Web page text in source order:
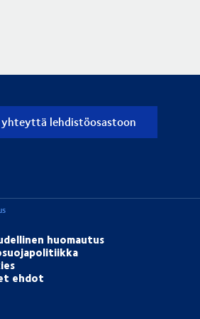
raskasta liikennettä kesäkuussa
lehdistöosastoon
huomautus
ehdot